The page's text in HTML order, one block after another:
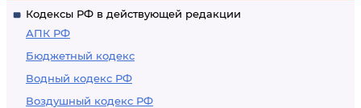
Кодексы РФ в действующей редакции
АПК РФ
Бюджетный кодекс
Водный кодекс РФ
Воздушный кодекс РФ